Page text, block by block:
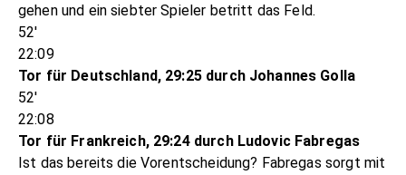
gehen und ein siebter Spieler betritt das Feld.
52'
22:09
Tor für Deutschland, 29:25 durch Johannes Golla
52'
22:08
Tor für Frankreich, 29:24 durch Ludovic Fabregas
Ist das bereits die Vorentscheidung? Fabregas sorgt mit